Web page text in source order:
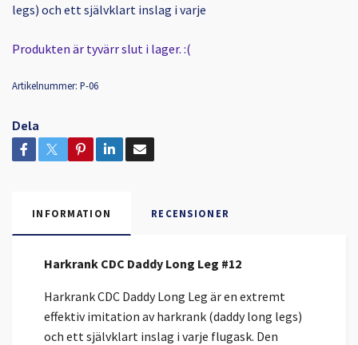
legs) och ett självklart inslag i varje
Produkten är tyvärr slut i lager. :(
Artikelnummer: P-06
Dela
INFORMATION RECENSIONER
Harkrank CDC Daddy Long Leg #12
Harkrank CDC Daddy Long Leg är en extremt
effektiv imitation av harkrank (daddy long legs)
och ett självklart inslag i varje flugask. Den